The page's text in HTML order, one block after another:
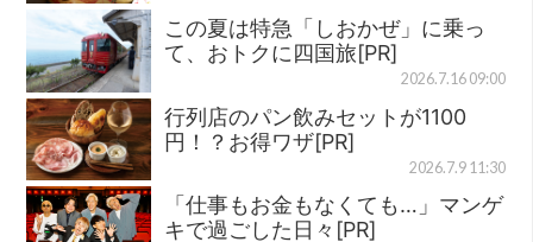
この夏は特急「しおかぜ」に乗っ
て、おトクに四国旅[PR]
2026.7.16 09:00
行列店のパン飲みセットが1100
円！？お得ワザ[PR]
2026.7.9 11:30
「仕事もお金もなくても…」マンゲ
キで過ごした日々[PR]